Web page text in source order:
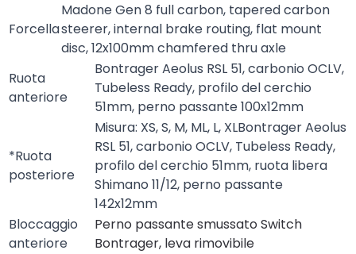
Forcella
Madone Gen 8 full carbon, tapered carbon
steerer, internal brake routing, flat mount
disc, 12x100mm chamfered thru axle
Ruota
anteriore
Bontrager Aeolus RSL 51, carbonio OCLV,
Tubeless Ready, profilo del cerchio
51mm, perno passante 100x12mm
*Ruota
posteriore
Misura: XS, S, M, ML, L, XLBontrager Aeolus
RSL 51, carbonio OCLV, Tubeless Ready,
profilo del cerchio 51mm, ruota libera
Shimano 11/12, perno passante
142x12mm
Bloccaggio
anteriore
Perno passante smussato Switch
Bontrager, leva rimovibile